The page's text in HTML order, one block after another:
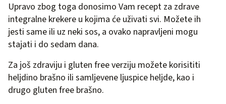
Upravo zbog toga donosimo Vam recept za zdrave
integralne krekere u kojima će uživati svi. Možete ih
jesti same ili uz neki sos, a ovako napravljeni mogu
stajati i do sedam dana.
Za još zdraviju i gluten free verziju možete korisititi
heljdino brašno ili samljevene ljuspice heljde, kao i
drugo gluten free brašno.